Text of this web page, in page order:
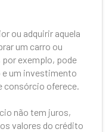
ou adquirir aquela
um carro ou
exemplo, pode
um investimento
consórcio oferece.
não tem juros,
valores do crédito